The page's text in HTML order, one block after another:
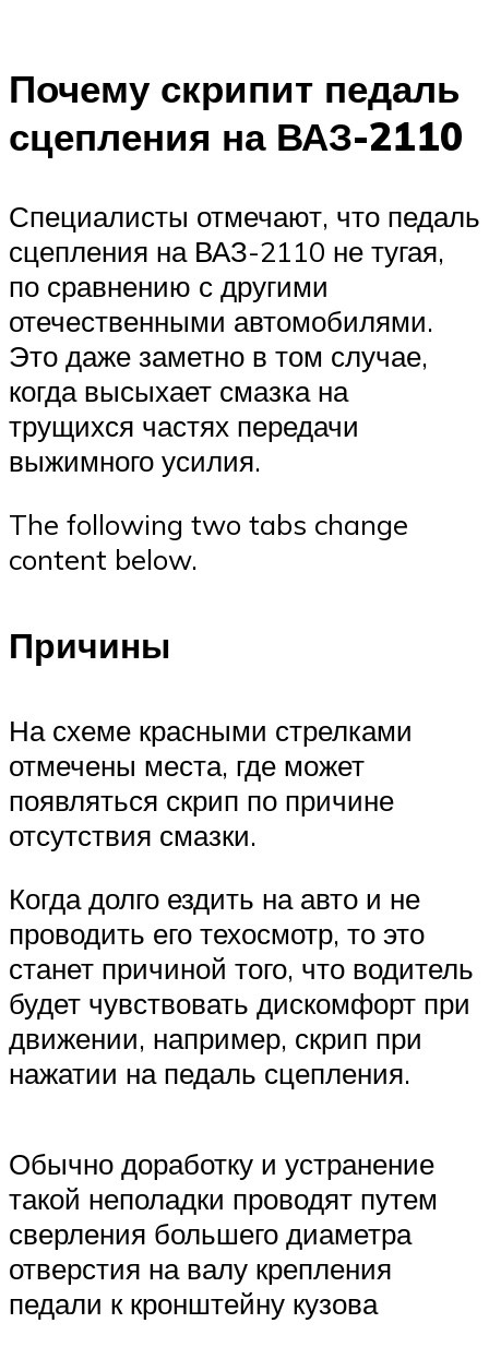
Почему скрипит педаль
сцепления на ВАЗ-2110
Специалисты отмечают, что педаль
сцепления на ВАЗ-2110 не тугая,
по сравнению с другими
отечественными автомобилями.
Это даже заметно в том случае,
когда высыхает смазка на
трущихся частях передачи
выжимного усилия.
The following two tabs change
content below.
Причины
На схеме красными стрелками
отмечены места, где может
появляться скрип по причине
отсутствия смазки.
Когда долго ездить на авто и не
проводить его техосмотр, то это
станет причиной того, что водитель
будет чувствовать дискомфорт при
движении, например, скрип при
нажатии на педаль сцепления.
Обычно доработку и устранение
такой неполадки проводят путем
сверления большего диаметра
отверстия на валу крепления
педали к кронштейну кузова